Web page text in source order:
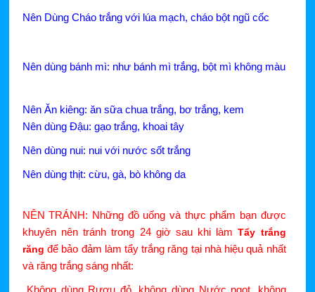
Nên Dùng Cháo trắng với lúa mạch, cháo bột ngũ cốc
Nên dùng bánh mì: như bánh mì trắng, bột mì không màu
Nên Ăn kiêng: ăn sữa chua trắng, bơ trắng, kem
Nên dùng Đậu: gạo trắng, khoai tây
Nên dùng nui: nui với nước sốt trắng
Nên dùng thịt: cừu, gà, bò không da
NÊN TRÁNH: Những đồ uống và thực phẩm bạn được
khuyên nên tránh trong 24 giờ sau khi làmTẩy trắng
răng để bảo đảm làm tẩy trắng răng tại nhà hiệu quả nhất
và răng trắng sáng nhất:
Không dùng Rượu đỏ, không dùng Nước ngọt, không